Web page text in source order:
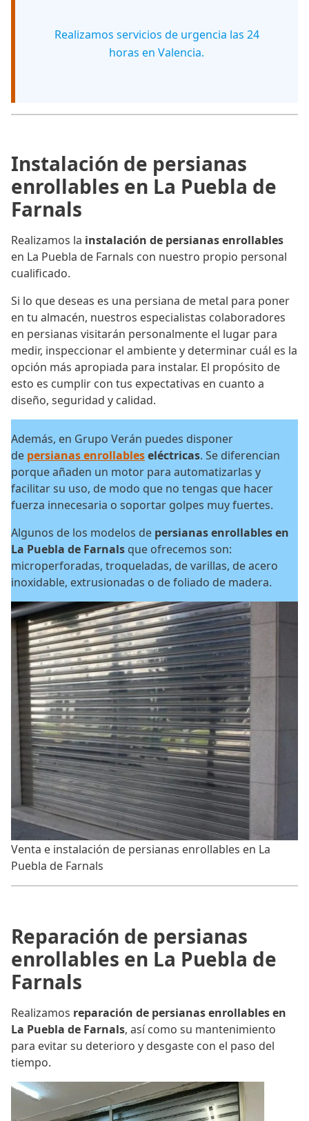
Realizamos servicios de urgencia las 24
horas en Valencia.
Instalación de persianas
enrollables en La Puebla de
Farnals
Realizamos la instalación de persianas enrollables
en La Puebla de Farnals con nuestro propio personal
cualificado.
Si lo que deseas es una persiana de metal para poner
en tu almacén, nuestros especialistas colaboradores
en persianas visitarán personalmente el lugar para
medir, inspeccionar el ambiente y determinar cuál es la
opción más apropiada para instalar. El propósito de
esto es cumplir con tus expectativas en cuanto a
diseño, seguridad y calidad.
Además, en Grupo Verán puedes disponer
de persianas enrollableseléctricas. Se diferencian
porque añaden un motor para automatizarlas y
facilitar su uso, de modo que no tengas que hacer
fuerza innecesaria o soportar golpes muy fuertes.
Algunos de los modelos de persianas enrollables en
La Puebla de Farnals que ofrecemos son:
microperforadas, troqueladas, de varillas, de acero
inoxidable, extrusionadas o de foliado de madera.
Venta e instalación de persianas enrollables en La
Puebla de Farnals
Reparación de persianas
enrollables en La Puebla de
Farnals
Realizamos reparación de persianas enrollables en
La Puebla de Farnals, así como su mantenimiento
para evitar su deterioro y desgaste con el paso del
tiempo.